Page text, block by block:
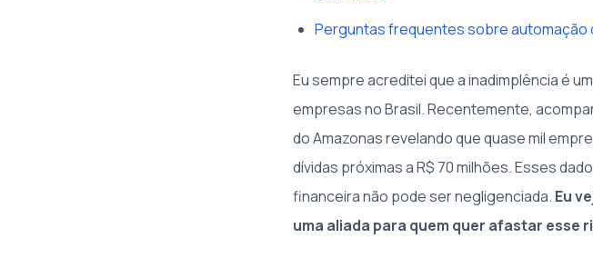
Perguntas frequentes sobre automação
Eu sempre acreditei que a inadimplência é
empresas no Brasil. Recentemente,
do Amazonas revelando que quase mil
dívidas próximas a R$ 70 milhões. Esses
financeira não pode ser negligenciada. Eu
uma aliada para quem quer afastar